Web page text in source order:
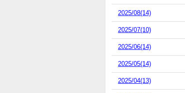
2025/08(14)
2025/07(10)
2025/06(14)
2025/05(14)
2025/04(13)